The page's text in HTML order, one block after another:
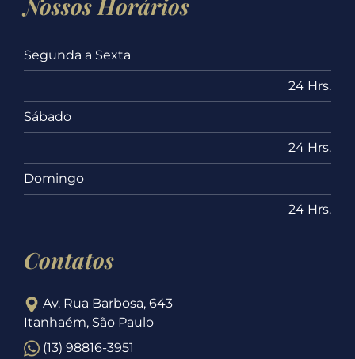
Nossos Horários
Segunda a Sexta
24 Hrs.
Sábado
24 Hrs.
Domingo
24 Hrs.
Contatos
Av. Rua Barbosa, 643
Itanhaém, São Paulo
(13) 98816-3951